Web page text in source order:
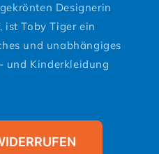
Designerin
ist Toby Tiger ein
und unabhängiges
und Kinderkleidung